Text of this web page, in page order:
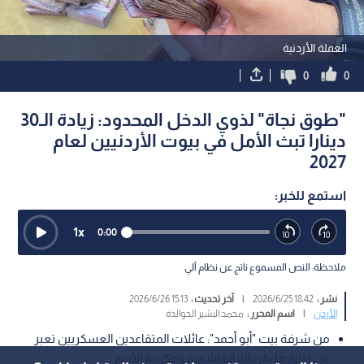
العملة الأردنية
0
0
"طوق نجاة" لذوي الدخل المحدود: زيادة الـ30
دينارا تبث الأمل في بيوت الأردنيين لعام
2027
استمع للخبر:
0:00
1x
ملاحظة: النص المسموع ناتج عن نظام آلي
نشر :18:42 2026/6/25
| آخر تحديث :15:13 2026/6/26
الأردن
| اسم المحرر : محمد البشير الخوالدة
من شرفة بيت "أبو أحمد": عائلات المتقاعدين العسكريين تعبر